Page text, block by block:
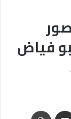
فياض
مشاركة عبر البريد